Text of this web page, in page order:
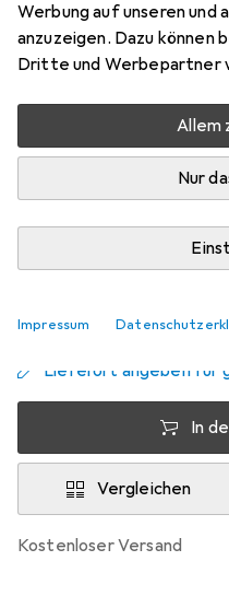
Werbung auf unseren und
anzuzeigen. Dazu können
Dritte und Werbepartner
Allem
Nur
Impressum
EUR
7,55 sparen
Bewertungen
Zwischen Do, 20.8.
Lieferort angeben für
In
Vergleichen
kostenloser Versand